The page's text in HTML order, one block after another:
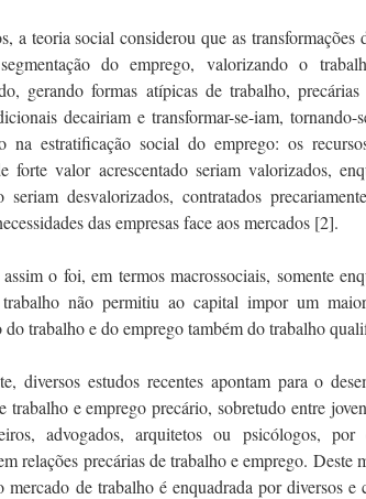
a teoria social considerou que as transformações
do emprego, valorizando o
gerando formas atípicas de trabalho,
decairiam e transformar-se-iam,
na estratificação social do emprego: os
forte valor acrescentado seriam valorizados,
seriam desvalorizados, contratados
das empresas face aos mercados [2].
o foi, em termos macrossociais, somente
não permitiu ao capital impor um
do trabalho e do emprego também do trabalho
diversos estudos recentes apontam para o
trabalho e emprego precário, sobretudo entre
advogados, arquitetos ou psicólogos, por
relações precárias de trabalho e emprego. Deste
mercado de trabalho é enquadrada por diversos e